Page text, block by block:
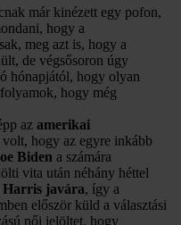
már kinézett egy pofon,
hogy a
meg azt is, hogy a
de végsősoron úgy
hónapjától, hogy olyan
hogy még
az amerikai
volt, hogy az egyre inkább
Biden a számára
vita után néhány héttel
Harris javára, így a
először küld a választási
női jelöltet, hogy